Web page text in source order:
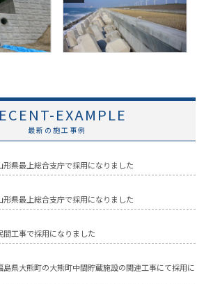
事業（砂山2号1工区）防潮護
岸工（波返し）」
EXAMPLE
最新の施工事例
形県最上総合支庁で採用になりました
形県最上総合支庁で採用になりました
間工事で採用になりました
島県大熊町の大熊町中間貯蔵施設の関連工事にて採用に